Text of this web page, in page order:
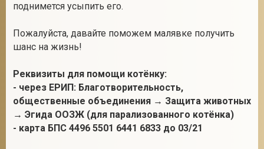
поднимется усыпить его.
Пожалуйста, давайте поможем малявке получить
шанс на жизнь!
Реквизиты для помощи котёнку:
- через ЕРИП: Благотворительность,
общественные объединения → Защита животных
→ Эгида ООЗЖ (для парализованного котёнка)
- карта БПС 4496 5501 6441 6833 до 03/21